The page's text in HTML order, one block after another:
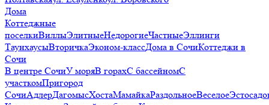
Дома
Коттеджные
поселкиВиллыЭлитныеНедорогиеЧастныеЭллинги
ТаунхаусыВторичкаЭконом-классДома в СочиКоттеджи в
Сочи
В центре СочиУ моряВ горахС бассейномС
участкомПригород
СочиАдлерДагомысХостаМамайкаРаздольноеВеселое